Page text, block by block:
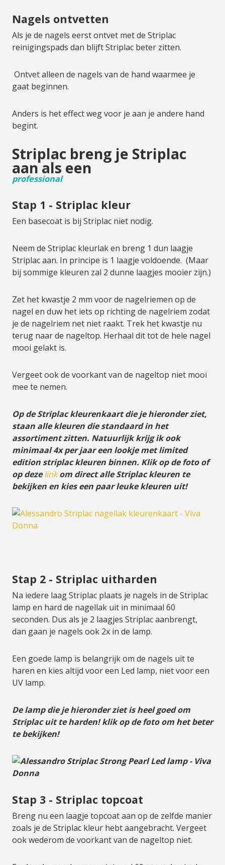
Nagels ontvetten
Als je de nagels eerst ontvet met de Striplac
reinigingspads dan blijft Striplac beter zitten.
Ontvet alleen de nagels van de hand waarmee je
gaat beginnen.
Anders is het effect weg voor je aan je andere hand
begint.
Striplac breng je Striplac
aan als een
professional
Stap 1 - Striplac kleur
Een basecoat is bij Striplac niet nodig.
Neem de Striplac kleurlak en breng 1 dun laagje
Striplac aan. In principe is 1 laagje voldoende. (Maar
bij sommige kleuren zal 2 dunne laagjes mooier zijn.)
Zet het kwastje 2 mm voor de nagelriemen op de
nagel en duw het iets op richting de nagelriem zodat
je de nagelriem net niet raakt. Trek het kwastje nu
terug naar de nageltop. Herhaal dit tot de hele nagel
mooi gelakt is.
Vergeet ook de voorkant van de nageltop niet mooi
mee te nemen.
Op de Striplac kleurenkaart die je hieronder ziet,
staan alle kleuren die standaard in het
assortiment zitten. Natuurlijk krijg ik ook
minimaal 4x per jaar een lookje met limited
edition striplac kleuren binnen. Klik op de foto of
op dezelinkom direct alle Striplac kleuren te
bekijken en kies een paar leuke kleuren uit!
Stap 2 - Striplac uitharden
Na iedere laag Striplac plaats je nagels in de Striplac
lamp en hard de nagellak uit in minimaal 60
seconden. Dus als je 2 laagjes Striplac aanbrengt,
dan gaan je nagels ook 2x in de lamp.
Een goede lamp is belangrijk om de nagels uit te
haren en kies altijd voor een Led lamp, niet voor een
UV lamp.
De lamp die je hieronder ziet is heel goed om
Striplac uit te harden! klik op de foto om het beter
te bekijken!
Stap 3 - Striplac topcoat
Breng nu een laagje topcoat aan op de zelfde manier
zoals je de Striplac kleur hebt aangebracht. Vergeet
ook wederom de voorkant van de nageltop niet.